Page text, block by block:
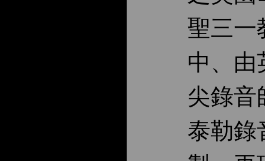
聖三一
中、由
尖錄音
泰勒錄